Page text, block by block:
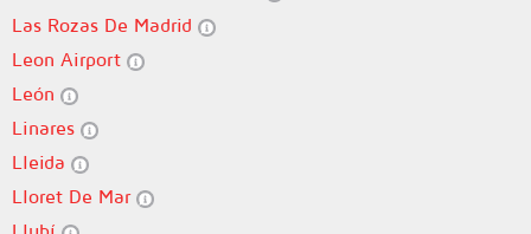
Las Rozas De Madrid
Leon Airport
León
Linares
Lleida
Lloret De Mar